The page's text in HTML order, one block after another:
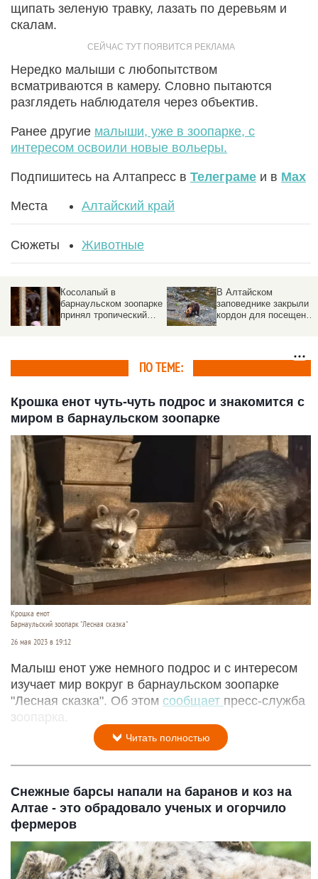
щипать зеленую травку, лазать по деревьям и
скалам.
Нередко малыши с любопытством
всматриваются в камеру. Словно пытаются
разглядеть наблюдателя через объектив.
Ранее другие малыши, уже в зоопарке, с
интересом освоили новые вольеры.
Подпишитесь на Алтапресс в Телеграме и в Max
Места Алтайский край
Сюжеты Животные
Косолапый в
барнаульском зоопарке
принял тропический
В Алтайском
заповеднике закрыли
кордон для посещений.
ПО ТЕМЕ:
Крошка енот чуть-чуть подрос и знакомится с
миром в барнаульском зоопарке
Крошка енот
Барнаульский зоопарк "Лесная сказка"
26 мая 2023 в 19:12
Малыш енот уже немного подрос и с интересом
изучает мир вокруг в барнаульском зоопарке
"Лесная сказка". Об этом сообщает пресс-служба
зоопарка.
Читать полностью
Снежные барсы напали на баранов и коз на
Алтае - это обрадовало ученых и огорчило
фермеров